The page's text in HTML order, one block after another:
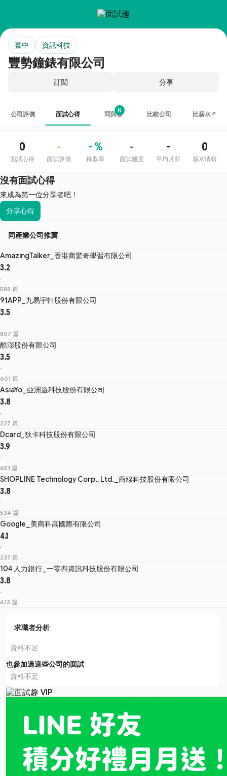
豐勢鐘錶有限公司
臺中 資訊科技
訂閱 分享
公司評價 面試心得 問與答
N
比較公司 比薪水↗
0
面試心得
-
面試評價
- %
錄取率
-
面試難度
-
平均月薪
0
薪水情報
沒有面試心得
來成為第一位分享者吧！
分享心得
同產業公司推薦
AmazingTalker_香港商驚奇學習有限公司
3.2
·
588 篇
91APP_九易宇軒股份有限公司
3.5
·
807 篇
酷澎股份有限公司
3.5
·
601 篇
AsiaYo_亞洲遊科技股份有限公司
3.8
·
227 篇
Dcard_狄卡科技股份有限公司
3.9
·
651 篇
SHOPLINE Technology Corp., Ltd._商線科技股份有限公司
3.8
·
534 篇
Google_美商科高國際有限公司
4.1
·
237 篇
104 人力銀行_一零四資訊科技股份有限公司
3.8
·
613 篇
求職者分析
資料不足
也參加過這些公司的面試
資料不足